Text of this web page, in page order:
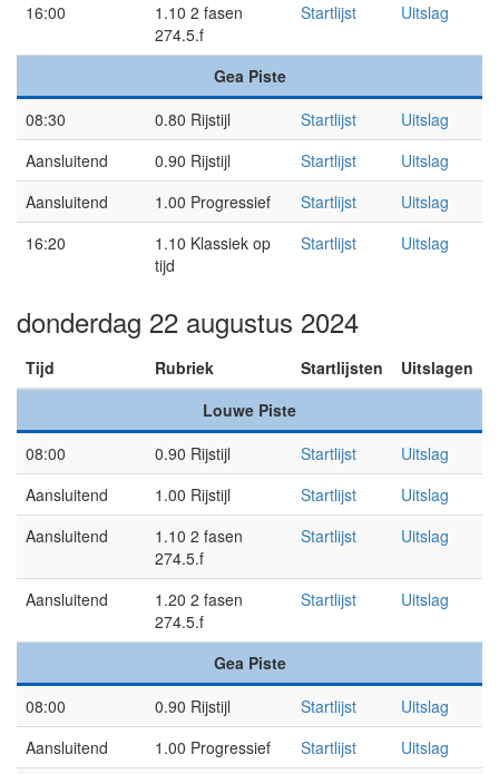
16:00
1.10 2 fasen
274.5.f
Startlijst Uitslag
Gea Piste
08:30
0.80 Rijstijl Startlijst
Uitslag
Aansluitend
0.90 Rijstijl Startlijst
Uitslag
Aansluitend
1.00 Progressief Startlijst
Uitslag
16:20
1.10 Klassiek op
tijd
Startlijst Uitslag
donderdag 22 augustus 2024
Tijd Rubriek Startlijsten
Uitslagen
Louwe Piste
08:00
0.90 Rijstijl Startlijst
Uitslag
Aansluitend
1.00 Rijstijl Startlijst
Uitslag
Aansluitend
1.10 2 fasen
274.5.f
Startlijst Uitslag
Aansluitend
1.20 2 fasen
274.5.f
Startlijst Uitslag
Gea Piste
08:00
0.90 Rijstijl Startlijst
Uitslag
Aansluitend
1.00 Progressief Startlijst Uitslag